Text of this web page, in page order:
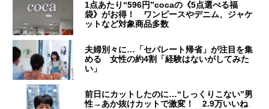
1点あたり“596円”cocaの《5点選べる福
袋》がお得！ ワンピースやデニム、ジャケ
ットなど対象商品多数
夫婦別々に…「セパレート帰省」が注目を集
める 女性の約4割「経験はないがしてみた
い」
前日にカットしたのに…“しっくりこない”男
性→あか抜けカットで激変！ 2.9万いいね